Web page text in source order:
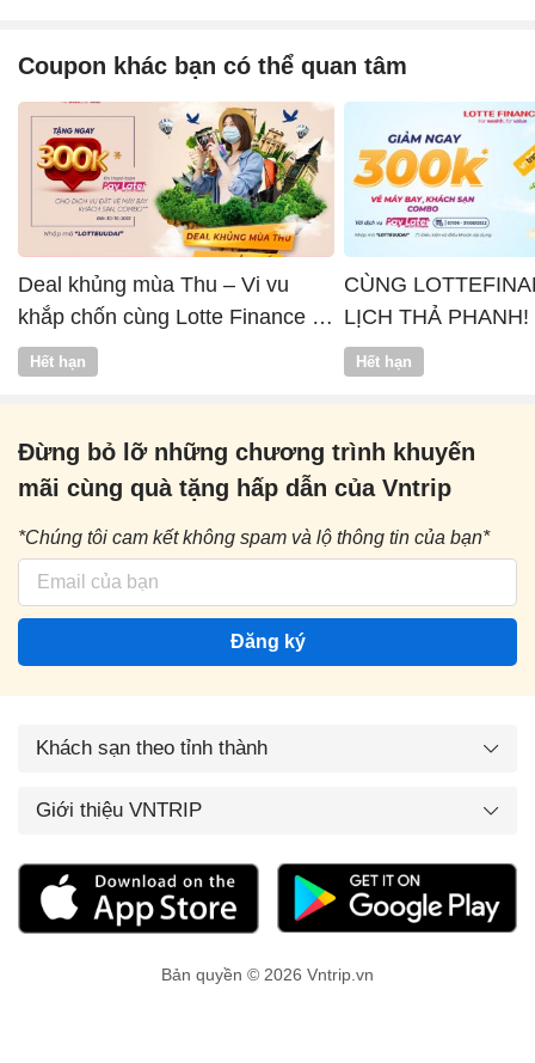
Coupon khác bạn có thể quan tâm
Deal khủng mùa Thu – Vi vu
khắp chốn cùng Lotte Finance x
Vntrip
Hết hạn
CÙNG
LỊCH THẢ PHANH!
Hết hạn
Đừng bỏ lỡ những chương trình khuyến
mãi cùng quà tặng hấp dẫn của Vntrip
*Chúng tôi cam kết không spam và lộ thông tin của bạn*
Đăng ký
Khách sạn theo tỉnh thành
Giới thiệu VNTRIP
Bản quyền © 2026 Vntrip.vn